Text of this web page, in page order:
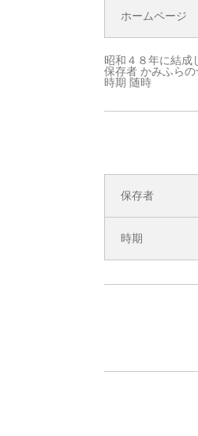
ホームページ
昭和４８年に結成
保存者 かみふら
時期 随時
保存者
時期